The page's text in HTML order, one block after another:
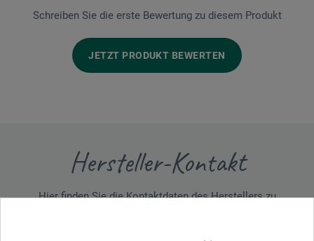
Schreiben Sie die erste Bewertung zu diesem Produkt
JETZT PRODUKT BEWERTEN
Hersteller-Kontakt
Hier finden Sie die Kontaktdaten des Herstellers zu